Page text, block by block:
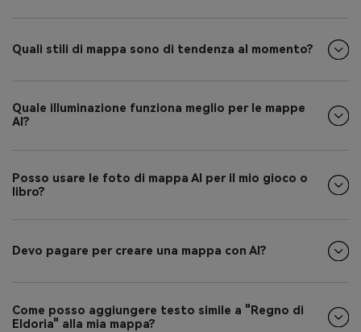
Quali stili di mappa sono di tendenza al momento?
Quale illuminazione funziona meglio per le mappe
AI?
Posso usare le foto di mappa AI per il mio gioco o
libro?
Devo pagare per creare una mappa con AI?
Come posso aggiungere testo simile a "Regno di
Eldoria" alla mia mappa?